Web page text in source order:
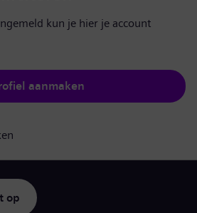
kun je hier je account
aanmaken
op